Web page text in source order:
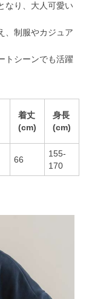
なり、大人可愛い
、制服やカジュア
トシーンでも活躍
着丈
(cm)
身長
(cm)
66
155-
170